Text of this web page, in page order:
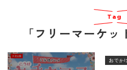
Tag
「フリーマーケ
おでか